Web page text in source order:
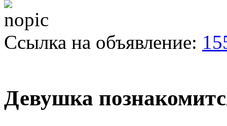
Ссылка на объявление:
Девушка